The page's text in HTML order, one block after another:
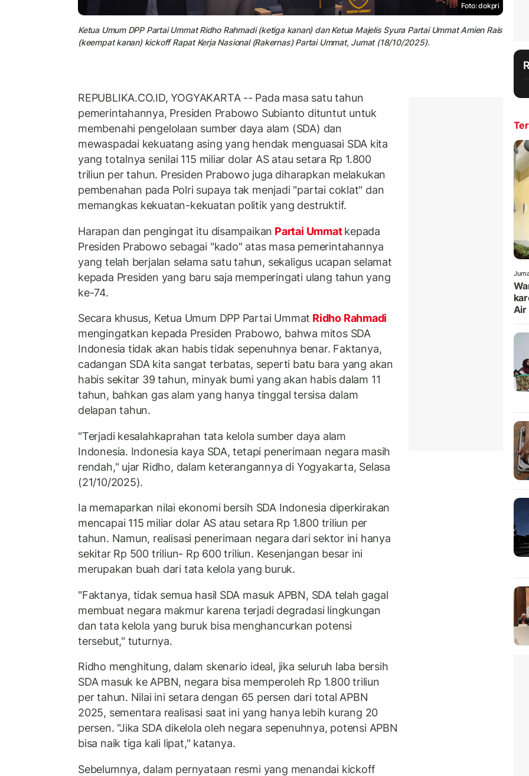
Foto: dokpri
Ketua Umum DPP Partai Ummat Ridho Rahmadi (ketiga kanan) dan Ketua Majelis Syura Partai Ummat Amien Rais
(keempat kanan) kickoff Rapat Kerja Nasional (Rakernas) Partai Ummat, Jumat (18/10/2025).
REPUBLIKA.CO.ID, YOGYAKARTA -- Pada masa satu tahun
pemerintahannya, Presiden Prabowo Subianto dituntut untuk
membenahi pengelolaan sumber daya alam (SDA) dan
mewaspadai kekuatang asing yang hendak menguasai SDA kita
yang totalnya senilai 115 miliar dolar AS atau setara Rp 1.800
triliun per tahun. Presiden Prabowo juga diharapkan melakukan
pembenahan pada Polri supaya tak menjadi "partai coklat" dan
memangkas kekuatan-kekuatan politik yang destruktif.
Harapan dan pengingat itu disampaikan Partai Ummatkepada
Presiden Prabowo sebagai "kado" atas masa pemerintahannya
yang telah berjalan selama satu tahun, sekaligus ucapan selamat
kepada Presiden yang baru saja memperingati ulang tahun yang
ke-74.
Secara khusus, Ketua Umum DPP Partai Ummat Ridho Rahmadi
mengingatkan kepada Presiden Prabowo, bahwa mitos SDA
Indonesia tidak akan habis tidak sepenuhnya benar. Faktanya,
cadangan SDA kita sangat terbatas, seperti batu bara yang akan
habis sekitar 39 tahun, minyak bumi yang akan habis dalam 11
tahun, bahkan gas alam yang hanya tinggal tersisa dalam
delapan tahun.
"Terjadi kesalahkaprahan tata kelola sumber daya alam
Indonesia. Indonesia kaya SDA, tetapi penerimaan negara masih
rendah," ujar Ridho, dalam keterangannya di Yogyakarta, Selasa
(21/10/2025).
Ia memaparkan nilai ekonomi bersih SDA Indonesia diperkirakan
mencapai 115 miliar dolar AS atau setara Rp 1.800 triliun per
tahun. Namun, realisasi penerimaan negara dari sektor ini hanya
sekitar Rp 500 triliun- Rp 600 triliun. Kesenjangan besar ini
merupakan buah dari tata kelola yang buruk.
"Faktanya, tidak semua hasil SDA masuk APBN, SDA telah gagal
membuat negara makmur karena terjadi degradasi lingkungan
dan tata kelola yang buruk bisa menghancurkan potensi
tersebut," tuturnya.
Ridho menghitung, dalam skenario ideal, jika seluruh laba bersih
SDA masuk ke APBN, negara bisa memperoleh Rp 1.800 triliun
per tahun. Nilai ini setara dengan 65 persen dari total APBN
2025, sementara realisasi saat ini yang hanya lebih kurang 20
persen. "Jika SDA dikelola oleh negara sepenuhnya, potensi APBN
bisa naik tiga kali lipat," katanya.
Sebelumnya, dalam pernyataan resmi yang menandai kickoff
Air